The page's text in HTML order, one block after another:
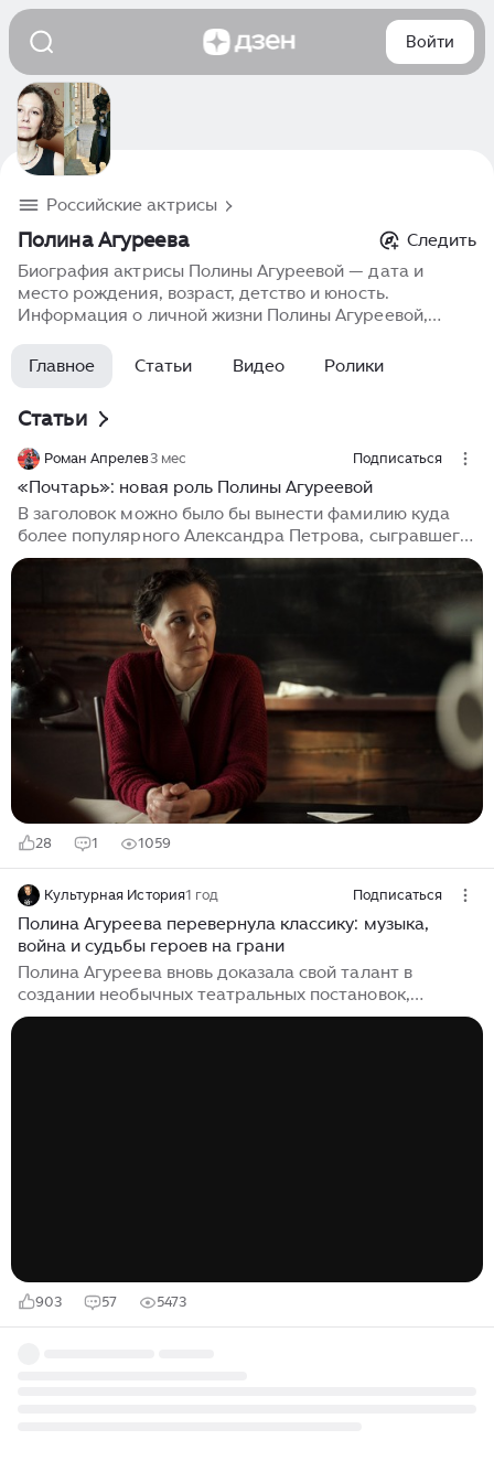
Войти
Российские актрисы
Полина Агуреева
Следить
Биография актрисы Полины Агуреевой — дата и
место рождения, возраст, детство и юность.
Информация о личной жизни Полины Агуреевой,
фильмография, роли, фото, последние новости.
Главное Статьи Видео Ролики
Статьи
Роман Апрелев3 мес Подписаться
«Почтарь»: новая роль Полины Агуреевой
В заголовок можно было бы вынести фамилию куда
более популярного Александра Петрова, сыгравшего
главную роль. Но у него с момента выхода этой еще
довольно свежей картины были другие премьеры.
Артист невероятно востребован, как 15 лет назад
Безруков и Хабенский. Но все же каждое появление в
кино Полины Агуреевой – это событие. Она гораздо
реже снимается, активно работая в театре. А это
очень тонкая, интересная актриса. В фильме
«Почтарь» у нее небольшая роль. И она ничего
нового не рассказывает о творческом диапазоне
Агуреевой...
28 1 1059
Культурная История1 год Подписаться
Полина Агуреева перевернула классику: музыка,
война и судьбы героев на грани
Полина Агуреева вновь доказала свой талант в
создании необычных театральных постановок,
представив зрителю новое видение знаменитой
903 57 5473